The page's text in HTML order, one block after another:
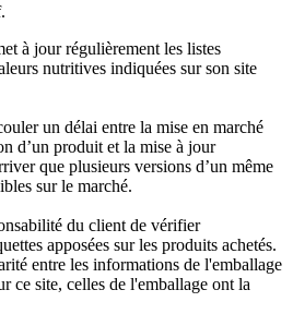
à jour régulièrement les listes
nutritives indiquées sur son site
un délai entre la mise en marché
d’un produit et la mise à jour
que plusieurs versions d’un même
sur le marché.
du client de vérifier
apposées sur les produits achetés.
entre les informations de l'emballage
ce site, celles de l'emballage ont la